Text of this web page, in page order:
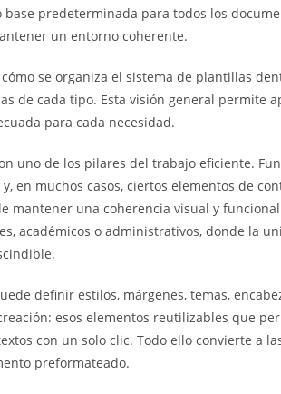
base predeterminada para todos los
un entorno coherente.
se organiza el sistema de plantillas
de cada tipo. Esta visión general permite
para cada necesidad.
uno de los pilares del trabajo eficiente.
en muchos casos, ciertos elementos de
mantener una coherencia visual y
académicos o administrativos, donde la
definir estilos, márgenes, temas,
esos elementos reutilizables que
con un solo clic. Todo ello convierte a
preformateado.